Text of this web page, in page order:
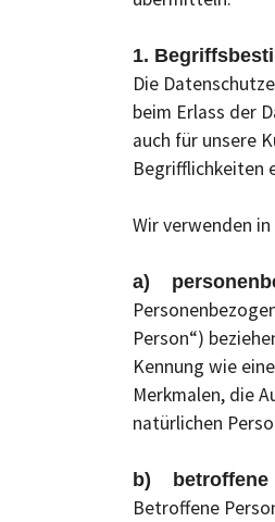
1.
Die
beim Erlass der
auch für unsere
Begrifflichkeiten
Wir verwenden
a)
Person“)
Kennung wie
Merkmalen, die
natürlichen
b) betroffene
Betroffene